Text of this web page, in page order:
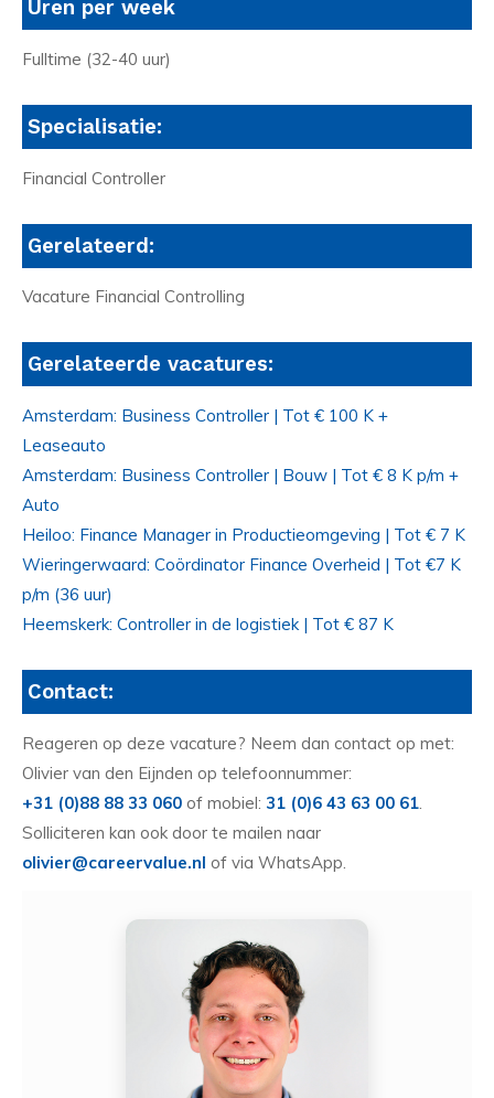
Uren per week
Fulltime (32-40 uur)
Specialisatie:
Financial Controller
Gerelateerd:
Vacature Financial Controlling
Gerelateerde vacatures:
Amsterdam: Business Controller | Tot € 100 K +
Leaseauto
Amsterdam: Business Controller | Bouw | Tot € 8 K p/m +
Auto
Heiloo: Finance Manager in Productieomgeving | Tot € 7 K
Wieringerwaard: Coördinator Finance Overheid | Tot €7 K
p/m (36 uur)
Heemskerk: Controller in de logistiek | Tot € 87 K
Contact:
Reageren op deze vacature? Neem dan contact op met:
Olivier van den Eijnden op telefoonnummer:
+31 (0)88 88 33 060 of mobiel: 31 (0)6 43 63 00 61
Solliciteren kan ook door te mailen naar
olivier@careervalue.nl of via WhatsApp.